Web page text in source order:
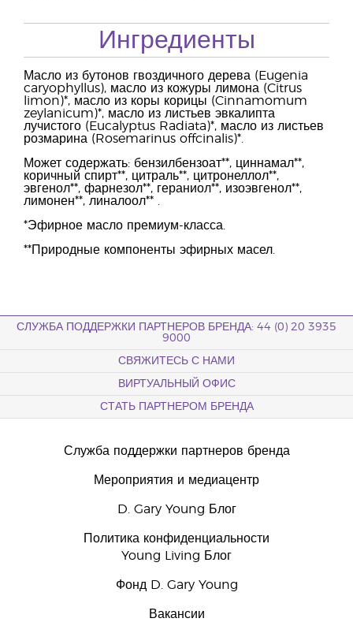
Ингредиенты
Масло из бутонов гвоздичного дерева (Eugenia
caryophyllus), масло из кожуры лимона (Citrus
limon)*, масло из коры корицы (Cinnamomum
zeylanicum)*, масло из листьев эвкалипта
лучистого (Eucalyptus Radiata)*, масло из листьев
розмарина (Rosemarinus offcinalis)*.
Может содержать: бензилбензоат**, циннамал**,
коричный спирт**, цитраль**, цитронеллол**,
эвгенол**, фарнезол**, гераниол**, изоэвгенол**,
лимонен**, линалоол** .
*Эфирное масло премиум-класса.
**Природные компоненты эфирных масел.
СЛУЖБА ПОДДЕРЖКИ ПАРТНЕРОВ БРЕНДА: 44 (0) 20 3935
9000
СВЯЖИТЕСЬ С НАМИ
ВИРТУАЛЬНЫЙ ОФИС
СТАТЬ ПАРТНЕРОМ БРЕНДА
Служба поддержки партнеров бренда
Мероприятия и медиацентр
D. Gary Young Блог
Политика конфиденциальности
Young Living Блог
Фонд D. Gary Young
Вакансии